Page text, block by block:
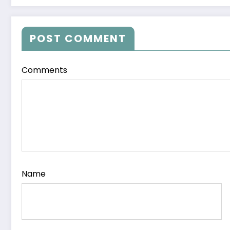
POST COMMENT
Comments
Name